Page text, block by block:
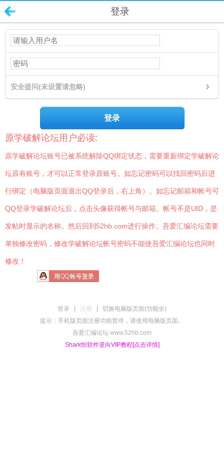
登录
安全提问(未设置请忽略)
登录
原学破解论坛用户必读:
原学破解论坛账号已被系统解除QQ绑定状态，需要重新绑定学破解论
坛原有账号，才可以正常登录原账号。如忘记密码可以找回密码后进
行绑定（电脑版页面退出QQ登录后，右上角）。如忘记邮箱和帐号可
QQ登录学破解论坛后，点击头像获得帐号与邮箱。帐号不是UID，是
发帖时显示的名称。然后回到52hb.com进行操作。吾爱汇编论坛需要
单独修改密码，修改学破解论坛帐号密码不能使吾爱汇编论坛也同时
修改！
登录 注册
切换电脑版页面(功能全)
提示：手机版页面注册功能暂停，请使用电脑版页面。
吾爱汇编论坛 www.52hb.com
Shark恒软件逆向VIP教程[点击详情]